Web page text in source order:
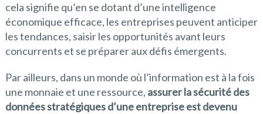
cela signifie qu’en se dotant d’une intelligence
économique efficace, les entreprises peuvent anticiper
les tendances, saisir les opportunités avant leurs
concurrents et se préparer aux défis émergents.
Par ailleurs, dans un monde où l’information est à la fois
une monnaie et une ressource, assurer la sécurité des
données stratégiques d’une entreprise est devenu